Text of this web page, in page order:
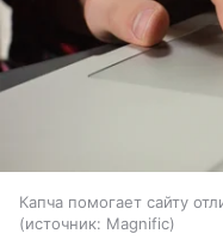
Капча помогает сайту
источник: Magnific